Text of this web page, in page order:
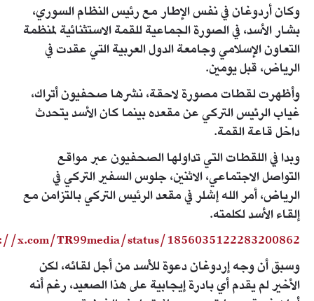
وكان أردوغان في نفس الإطار مع رئيس النظام السوري،
بشار الأسد، في الصورة الجماعية للقمة الاستثنائية لمنظمة
التعاون الإسلامي وجامعة الدول العربية التي عقدت في
الرياض، قبل يومين.
وأظهرت لقطات مصورة لاحقة، نشرها صحفيون أتراك،
غياب الرئيس التركي عن مقعده بينما كان الأسد يتحدث
داخل قاعة القمة.
وبدا في اللقطات التي تداولها الصحفيون عبر مواقع
التواصل الاجتماعي، الاثنين، جلوس السفير التركي في
الرياض، أمر الله إشلر في مقعد الرئيس التركي بالتزامن مع
إلقاء الأسد لكلمته.
x.com/TR99media/status/1856035122283200862
وسبق أن وجه إردوغان دعوة للأسد من أجل لقائه، لكن
الأخير لم يقدم أي بادرة إيجابية على هذا الصعيد، رغم أنه